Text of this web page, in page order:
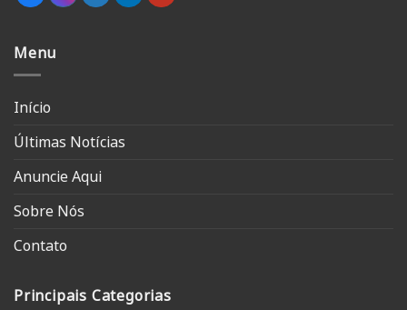
Menu
Início
Últimas Notícias
Anuncie Aqui
Sobre Nós
Contato
Principais Categorias